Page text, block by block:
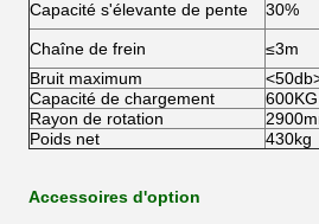
Capacité s'élevante de pente
30%
Chaîne de frein
≤3m
Bruit maximum
Capacité de chargement
600KG
Rayon de rotation
Poids net
430kg
Accessoires d'option